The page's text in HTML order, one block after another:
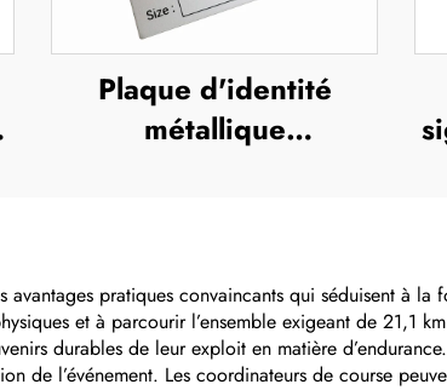
Plaque d'identité
métallique
anodisé
pratiques convaincants qui séduisent à
et à parcourir l’ensemble exigeant de
durables de leur exploit en matière
de l’événement. Les coordinateurs de course